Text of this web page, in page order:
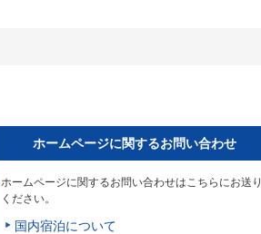
ホームページに関するお問い合わせ
ホームページに関するお問い合わせはこちらにお送り
ください。
国内宿泊について